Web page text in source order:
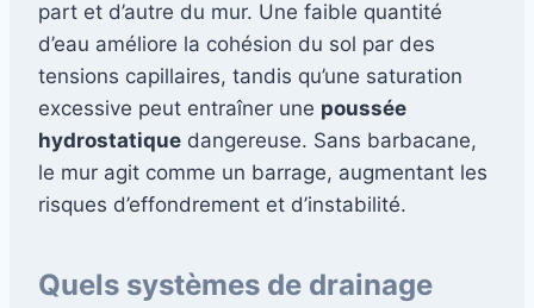
part et d’autre du mur. Une faible quantité
d’eau améliore la cohésion du sol par des
tensions capillaires, tandis qu’une saturation
excessive peut entraîner une poussée
hydrostatique dangereuse. Sans barbacane,
le mur agit comme un barrage, augmentant les
risques d’effondrement et d’instabilité.
Quels systèmes de drainage